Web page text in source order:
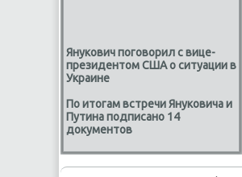
Янукович поговорил с вице-
президентом США о ситуации в
Украине
По итогам встречи Януковича и
Путина подписано 14
документов